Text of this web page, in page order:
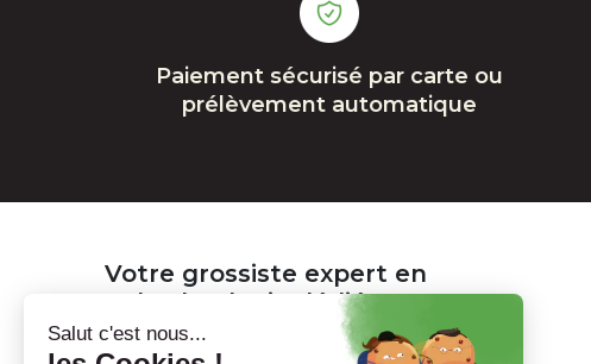
Paiement sécurisé par carte ou
prélèvement automatique
Votre grossiste expert en
ophtalmologie dédié aux
pharmaciens & répartiteurs